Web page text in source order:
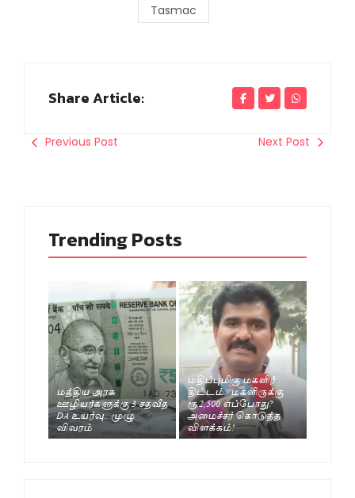
Tasmac
Share Article:
Previous Post Next Post
Trending Posts
மத்திய அரசு
ஊழியர்களுக்கு 3 சதவீத
DA உயர்வு.. முழு
விவரம்
மதிப்புமிகு மகளிர்
திட்டம்.. மகளிருக்கு
ரூ.2,500 எப்போது?
அமைச்சர் கொடுத்த
விளக்கம்!